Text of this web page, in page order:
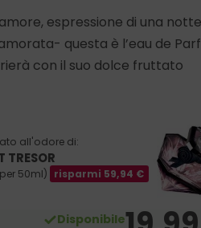
espressione di una notte
questa è l’eau de
con il suo dolce fruttato
all'odore di:
TRESOR
50ml) risparmi 59,94 €
Disponibile